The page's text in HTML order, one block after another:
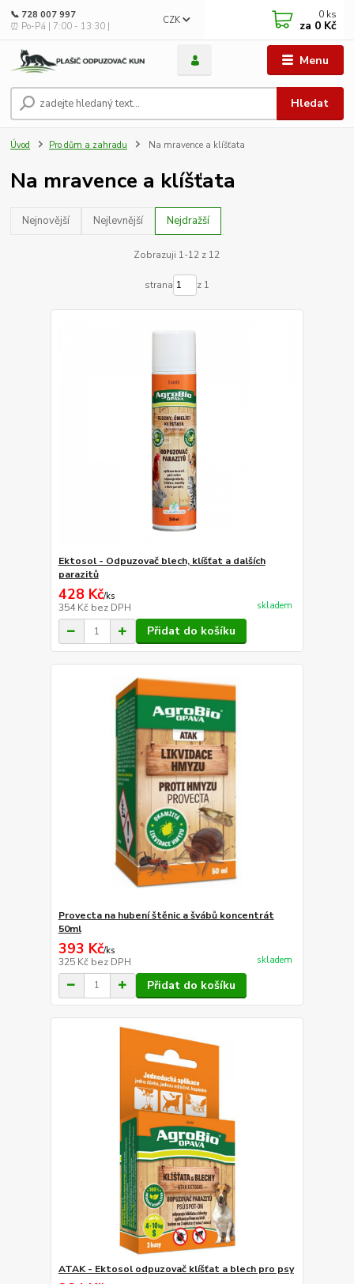
Menu
CZK
Hledat
📞 728 007 997
⏰ Po-Pá | 7:00 - 13:30 |
0 ks
za 0 Kč
Úvod Pro dům a zahradu Na mravence a klíšťata
Na mravence a klíšťata
Nejnovější Nejlevnější Nejdražší
Zobrazuji 1-12 z 12
strana z 1
Ektosol - Odpuzovač blech, klíšťat a dalších
parazitů
428 Kč/ks
354 Kč bez DPH skladem
Přidat do košíku
Provecta na hubení štěnic a švábů koncentrát
50ml
393 Kč/ks
325 Kč bez DPH skladem
Přidat do košíku
ATAK - Ektosol odpuzovač klíšťat a blech pro psy